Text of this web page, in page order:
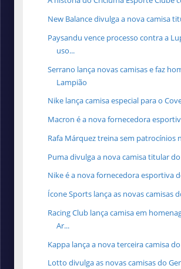
New Balance divulga a nova camisa
Paysandu vence processo contra a
uso...
Serrano lança novas camisas e faz
Lampião
Nike lança camisa especial para o
Macron é a nova fornecedora
Rafa Márquez treina sem patrocínios
Puma divulga a nova camisa titular
Nike é a nova fornecedora esportiva
Ícone Sports lança as novas camisas
Racing Club lança camisa em
Ar...
Kappa lança a nova terceira camisa
Lotto divulga as novas camisas do